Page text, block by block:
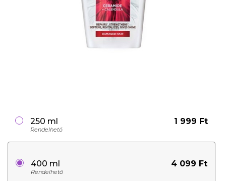
1 999 Ft
250 ml
Rendelhető
4 099 Ft
400 ml
Rendelhető